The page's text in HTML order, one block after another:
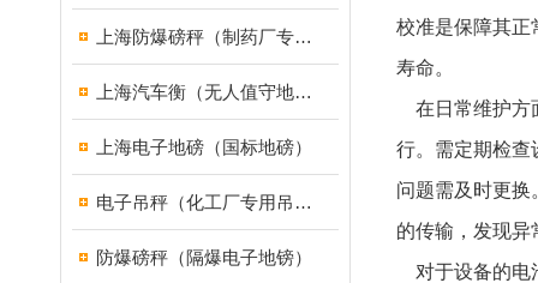
上海防爆磅秤（制药厂专用）
上海汽车衡（无人值守地磅）
上海电子地磅（国标地磅）
电子吊秤（化工厂专用吊秤）
防爆磅秤（隔爆电子地镑）
校准是保障其正
寿命。
在日常维护方
行。需定期检查
问题需及时更
的传输，发现异
对于设备的电